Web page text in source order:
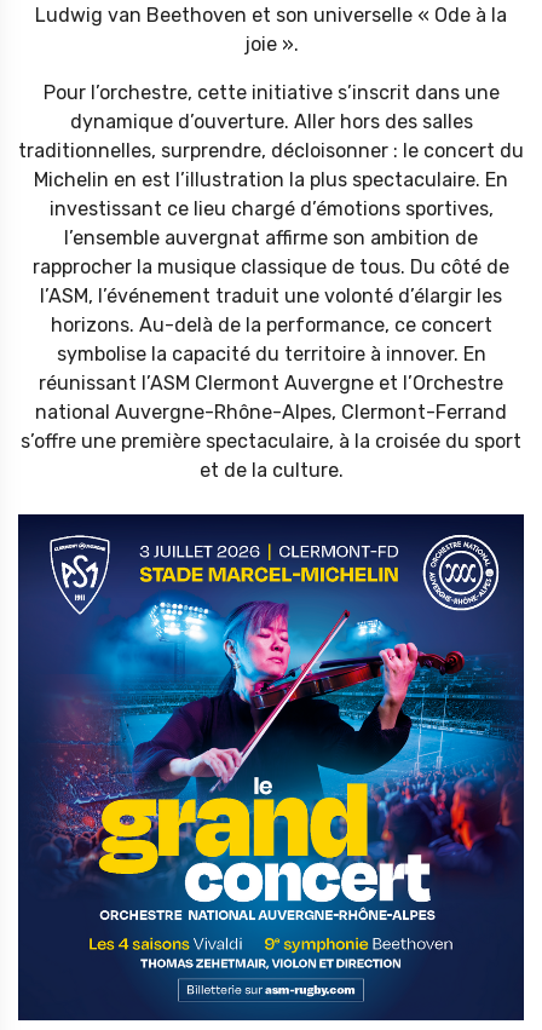
Ludwig van Beethoven et son universelle « Ode à la
joie ».
Pour l’orchestre, cette initiative s’inscrit dans une
dynamique d’ouverture. Aller hors des salles
traditionnelles, surprendre, décloisonner : le concert du
Michelin en est l’illustration la plus spectaculaire. En
investissant ce lieu chargé d’émotions sportives,
l’ensemble auvergnat affirme son ambition de
rapprocher la musique classique de tous. Du côté de
l’ASM, l’événement traduit une volonté d’élargir les
horizons. Au-delà de la performance, ce concert
symbolise la capacité du territoire à innover. En
réunissant l’ASM Clermont Auvergne et l’Orchestre
national Auvergne-Rhône-Alpes, Clermont-Ferrand
s’offre une première spectaculaire, à la croisée du sport
et de la culture.